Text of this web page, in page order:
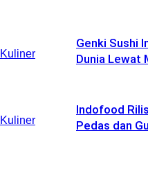
Kuliner
Genki Sushi
Dunia Lewat
Kuliner
Indofood
Pedas dan